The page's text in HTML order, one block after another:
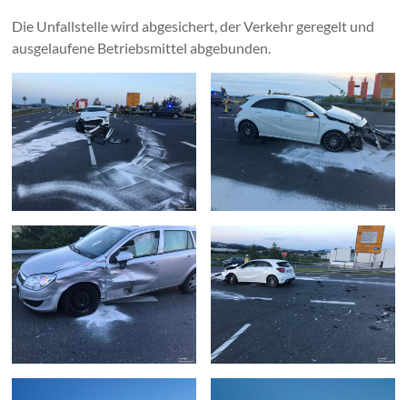
Die Unfallstelle wird abgesichert, der Verkehr geregelt und
ausgelaufene Betriebsmittel abgebunden.